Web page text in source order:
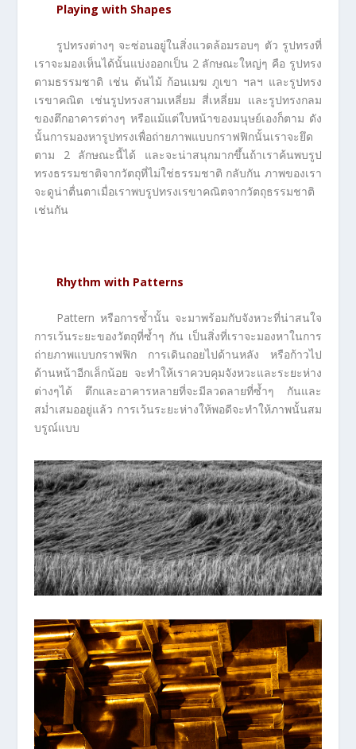
Playing with Shapes
รูปทรงต่างๆ จะซ่อนอยู่ในสิ่งแวดล้อมรอบๆ ตัว รูปทรงที่
เราจะมองเห็นได้นั้นแบ่งออกเป็น 2 ลักษณะใหญ่ๆ คือ รูปทรง
ตามธรรมชาติ เช่น ต้นไม้ ก้อนเมฆ ภูเขา ฯลฯ และรูปทรง
เรขาคณิต เช่นรูปทรงสามเหลี่ยม สี่เหลี่ยม และรูปทรงกลม
ของตึกอาคารต่างๆ หรือแม้แต่ใบหน้าของมนุษย์เองก็ตาม ดัง
นั้นการมองหารูปทรงเพื่อถ่ายภาพแบบกราฟฟิกนั้นเราจะยึด
ตาม 2 ลักษณะนี้ได้ และจะน่าสนุกมากขึ้นถ้าเราค้นพบรูป
ทรงธรรมชาติจากวัตถุที่ไม่ใช่ธรรมชาติ กลับกัน ภาพของเรา
จะดูน่าตื่นตาเมื่อเราพบรูปทรงเรขาคณิตจากวัตถุธรรมชาติ
เช่นกัน
Rhythm with Patterns
Pattern หรือการซ้ำนั้น จะมาพร้อมกับจังหวะที่น่าสนใจ
การเว้นระยะของวัตถุที่ซ้ำๆ กัน เป็นสิ่งที่เราจะมองหาในการ
ถ่ายภาพแบบกราฟฟิก การเดินถอยไปด้านหลัง หรือก้าวไป
ด้านหน้าอีกเล็กน้อย จะทำให้เราควบคุมจังหวะและระยะห่าง
ต่างๆได้ ตึกและอาคารหลายที่จะมีลวดลายที่ซ้ำๆ กันและ
สม่ำเสมออยู่แล้ว การเว้นระยะห่างให้พอดีจะทำให้ภาพนั้นสม
บรูณ์แบบ